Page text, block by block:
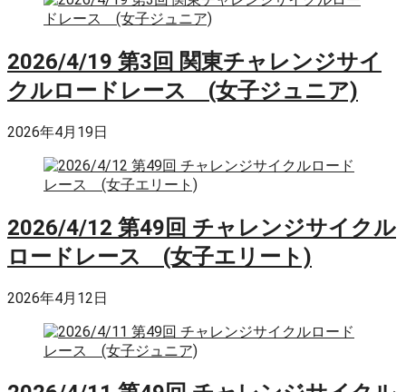
2026/4/19 第3回 関東チャレンジサイ
クルロードレース (女子ジュニア)
2026年4月19日
2026/4/12 第49回 チャレンジサイクル
ロードレース (女子エリート)
2026年4月12日